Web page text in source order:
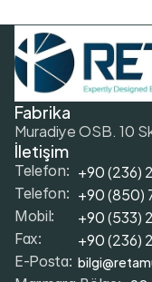
Fabrika
Muradiye OSB. 10
İletişim
Telefon: +90 (236)
Telefon: +90 (850)
Mobil: +90 (533)
Fax: +90 (236)
E-Posta: